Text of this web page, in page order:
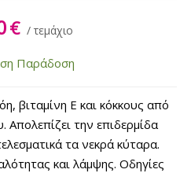
€ / τεμάχιο
Παράδοση
βιταμίνη Ε και κόκκους από
Απολεπίζει την επιδερμίδα
τα νεκρά κύταρα.
και λάμψης. Οδηγίες